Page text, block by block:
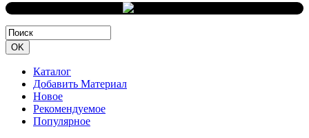
Каталог
Добавить Материал
Новое
Рекомендуемое
Популярное